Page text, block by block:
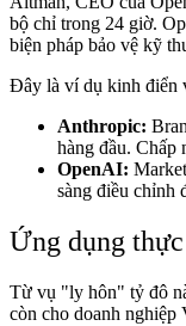
bộ chỉ trong 24 giờ.
biện pháp bảo vệ kỹ
Đây là ví dụ kinh điển
Anthropic:
hàng đầu. Chấp
OpenAI:
sàng điều chỉnh
Ứng dụng
Từ vụ "ly hôn" tỷ đô
còn cho doanh nghiệp